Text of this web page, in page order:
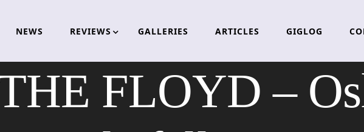
NEWS REVIEWS GALLERIES ARTICLES GIGLOG
FLOYD –